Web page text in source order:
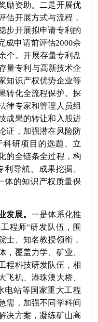
励资助。二是开展优
估开展方式与流程，
步开展拟申请专利的
成申请前评估2000余
个。开展存量专利盘
量专利与高新技术企
知识产权优势企业等
转化全流程保护。探
律专家和管理人员组
成果的转让和入股进
证，加强潜在风险防
研项目的选题、立
的全链条全过程，构
导航、成果挖掘、
体的知识产权质量保
发展。 一是体系化推
程师”研发队伍，围
士、知名教授领衔，
，覆盖力学、矿业、
程科技研发队伍，相
飞机、港珠澳大桥、
电站等国家重大工程
需，加强不同学科间
决方案，凝练矿山高